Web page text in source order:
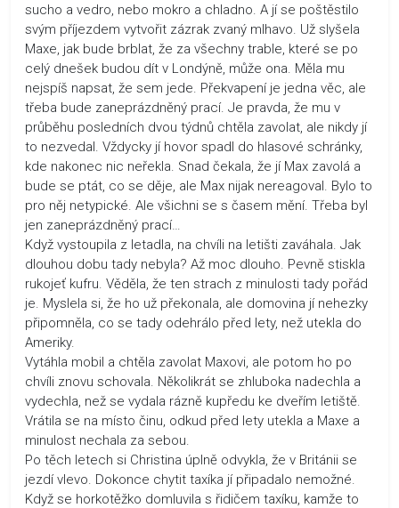
sucho a vedro, nebo mokro a chladno. A jí se poštěstilo
svým příjezdem vytvořit zázrak zvaný mlhavo. Už slyšela
Maxe, jak bude brblat, že za všechny trable, které se po
celý dnešek budou dít v Londýně, může ona. Měla mu
nejspíš napsat, že sem jede. Překvapení je jedna věc, ale
třeba bude zaneprázdněný prací. Je pravda, že mu v
průběhu posledních dvou týdnů chtěla zavolat, ale nikdy jí
to nezvedal. Vždycky jí hovor spadl do hlasové schránky,
kde nakonec nic neřekla. Snad čekala, že jí Max zavolá a
bude se ptát, co se děje, ale Max nijak nereagoval. Bylo to
pro něj netypické. Ale všichni se s časem mění. Třeba byl
jen zaneprázdněný prací…
Když vystoupila z letadla, na chvíli na letišti zaváhala. Jak
dlouhou dobu tady nebyla? Až moc dlouho. Pevně stiskla
rukojeť kufru. Věděla, že ten strach z minulosti tady pořád
je. Myslela si, že ho už překonala, ale domovina jí nehezky
připomněla, co se tady odehrálo před lety, než utekla do
Ameriky.
Vytáhla mobil a chtěla zavolat Maxovi, ale potom ho po
chvíli znovu schovala. Několikrát se zhluboka nadechla a
vydechla, než se vydala rázně kupředu ke dveřím letiště.
Vrátila se na místo činu, odkud před lety utekla a Maxe a
minulost nechala za sebou.
Po těch letech si Christina úplně odvykla, že v Británii se
jezdí vlevo. Dokonce chytit taxíka jí připadalo nemožné.
Když se horkotěžko domluvila s řidičem taxíku, kamže to